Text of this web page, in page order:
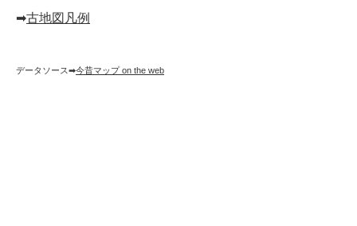
➡︎古地図凡例
データソース➡︎今昔マップ on the web